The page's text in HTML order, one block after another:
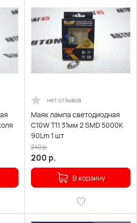
нет отзывов
Маяк лампа светодиодная
С10W T11 31мм 2 SMD 5000K
90Lm 1 шт
200 р.
240р.
В корзину